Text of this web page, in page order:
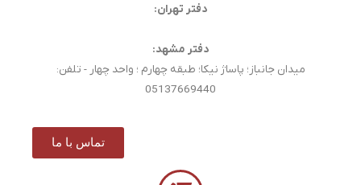
دفتر تهران:
دفتر مشهد:
میدان جانباز؛ پاساژ نیکا؛ طبقه چهارم ؛ واحد چهار - تلفن:
05137669440
تماس با ما